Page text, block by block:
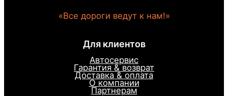
«Все дороги ведут к нам!»
Для клиентов
Автосервис
Гарантия & возврат
Доставка & оплата
О компании
Партнерам